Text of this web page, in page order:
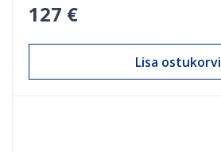
127 €
Lisa ostukorvi